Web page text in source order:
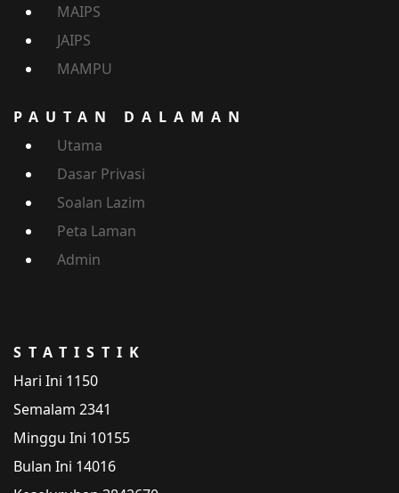
MAIPS
JAIPS
MAMPU
PAUTAN DALAMAN
Utama
Dasar Privasi
Soalan Lazim
Peta Laman
Admin
STATISTIK
Hari Ini 1150
Semalam 2341
Minggu Ini 10155
Bulan Ini 14016